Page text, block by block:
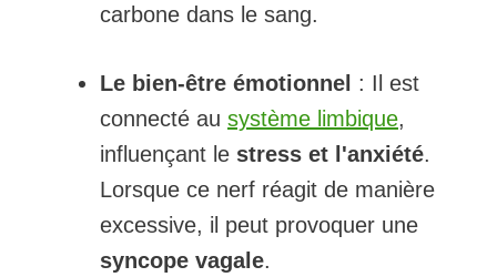
carbone dans le sang.
Le bien-être émotionnel : Il est
connecté au système limbique,
influençant le stress et l'anxiété.
Lorsque ce nerf réagit de manière
excessive, il peut provoquer une
syncope vagale.